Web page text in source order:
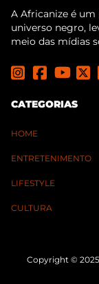
A Africanize é
universo negro,
meio das mídias
CATEGORIAS
HOME
ENTRETENIMENTO
LIFESTYLE
CULTURA
Copyright ©